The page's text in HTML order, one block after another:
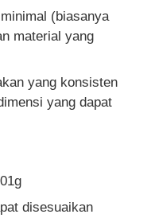
(biasanya
material yang
yang konsisten
yang dapat
disesuaikan